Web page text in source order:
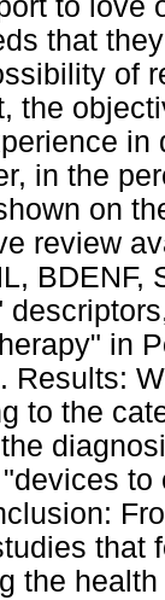
to love
that
of
the
in the
on
review
BDENF,
in
Results:
to the
that
the